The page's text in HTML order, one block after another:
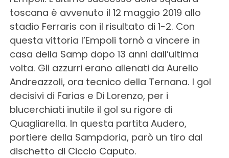
toscana è avvenuto il 12 maggio 2019 allo
stadio Ferraris con il risultato di 1-2. Con
questa vittoria l’Empoli tornò a vincere in
casa della Samp dopo 13 anni dall’ultima
volta. Gli azzurri erano allenati da Aurelio
Andreazzoli, ora tecnico della Ternana. I gol
decisivi di Farias e Di Lorenzo, per i
blucerchiati inutile il gol su rigore di
Quagliarella. In questa partita Audero,
portiere della Sampdoria, parò un tiro dal
dischetto di Ciccio Caputo.